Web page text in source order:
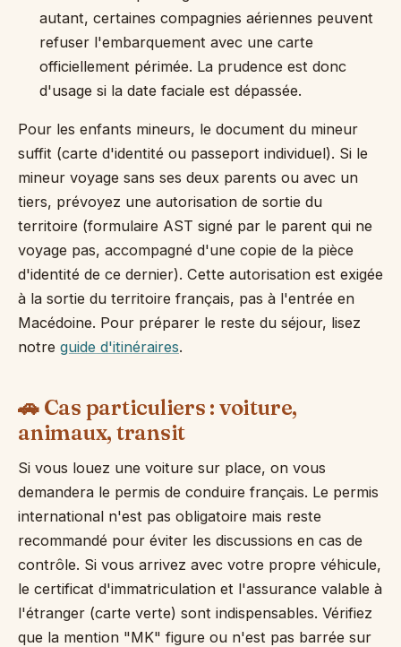
autant, certaines compagnies aériennes peuvent
refuser l'embarquement avec une carte
officiellement périmée. La prudence est donc
d'usage si la date faciale est dépassée.
Pour les enfants mineurs, le document du mineur
suffit (carte d'identité ou passeport individuel). Si le
mineur voyage sans ses deux parents ou avec un
tiers, prévoyez une autorisation de sortie du
territoire (formulaire AST signé par le parent qui ne
voyage pas, accompagné d'une copie de la pièce
d'identité de ce dernier). Cette autorisation est exigée
à la sortie du territoire français, pas à l'entrée en
Macédoine. Pour préparer le reste du séjour, lisez
notre guide d'itinéraires.
🚗 Cas particuliers : voiture,
animaux, transit
Si vous louez une voiture sur place, on vous
demandera le permis de conduire français. Le permis
international n'est pas obligatoire mais reste
recommandé pour éviter les discussions en cas de
contrôle. Si vous arrivez avec votre propre véhicule,
le certificat d'immatriculation et l'assurance valable à
l'étranger (carte verte) sont indispensables. Vérifiez
que la mention "MK" figure ou n'est pas barrée sur